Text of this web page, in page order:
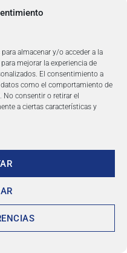
almacenar y/o acceder a la
mejorar la experiencia de
El consentimiento a
como el comportamiento de
No consentir o retirar el
a ciertas características y
Las Teresitas
de Puerto Naos